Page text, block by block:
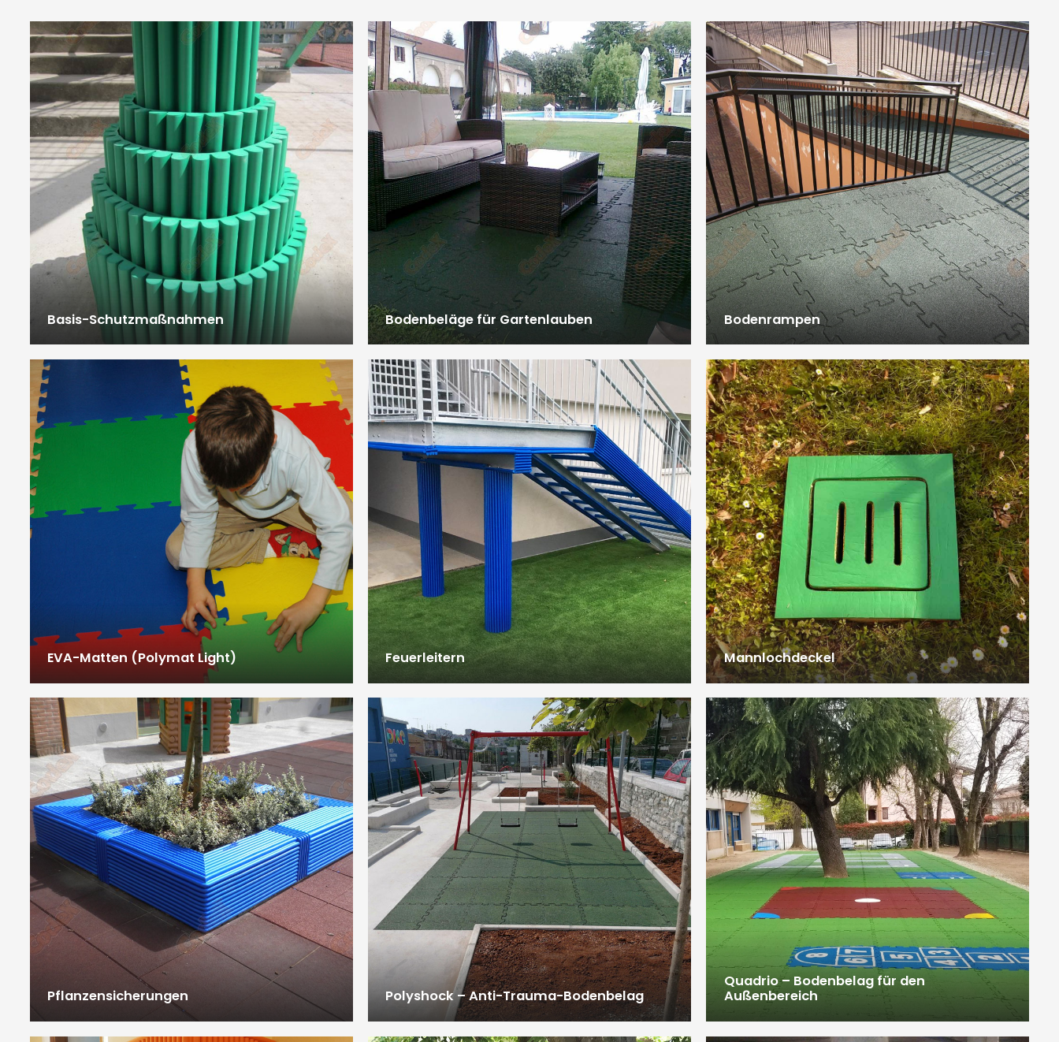
Basis-Schutzmaßnahmen Bodenbeläge für Gartenlauben Bodenrampen
EVA-Matten (Polymat Light) Feuerleitern Mannlochdeckel
Pflanzensicherungen Polyshock – Anti-Trauma-Bodenbelag
Quadrio – Bodenbelag für den
Außenbereich